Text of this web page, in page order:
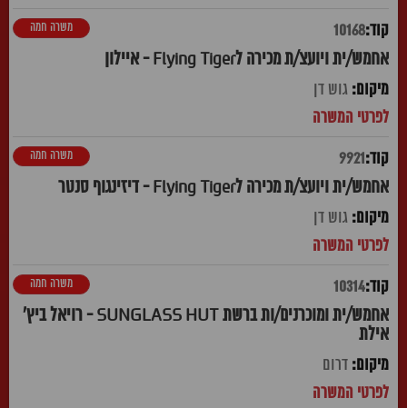
10168
אחמש/ית ויועצ/ת מכירה לFlying Tiger - איילון
משרה חמה
גוש דן
9921
אחמש/ית ויועצ/ת מכירה לFlying Tiger - דיזינגוף סנטר
משרה חמה
גוש דן
10314
אחמש/ית ומוכרנים/ות ברשת SUNGLASS HUT - רויאל ביץ'
אילת
משרה חמה
דרום